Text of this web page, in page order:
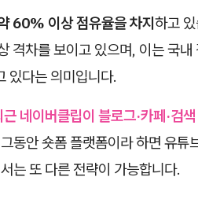
60% 이상 점유율을 차지하고
격차를 보이고 있으며, 이는 국내
있다는 의미입니다.
근 네이버클립이 블로그·카페·검
동안 숏폼 플랫폼이라 하면 유튜
는 또 다른 전략이 가능합니다.